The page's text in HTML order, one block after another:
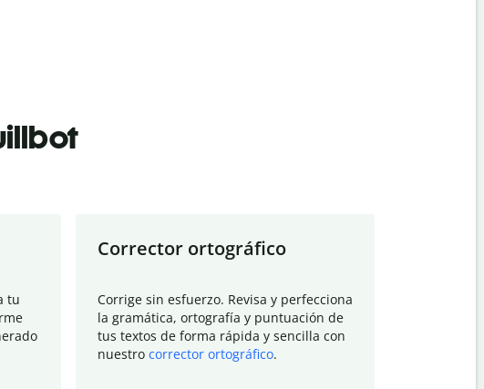
tu
Corrector ortográfico
Corrige sin esfuerzo. Revisa y perfecciona
la gramática, ortografía y puntuación de
tus textos de forma rápida y sencilla con
nuestro corrector ortográfico.